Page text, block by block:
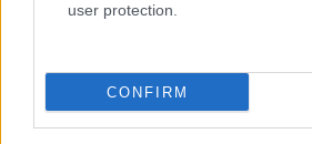
user protection.
CONFIRM
Sajtó: Az Aston Martintól érkezik